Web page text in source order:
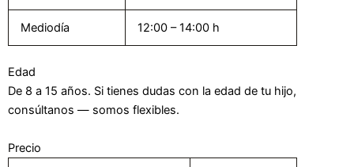
Mediodía 12:00 – 14:00 h
Edad
De 8 a 15 años. Si tienes dudas con la edad de tu hijo,
consúltanos — somos flexibles.
Precio